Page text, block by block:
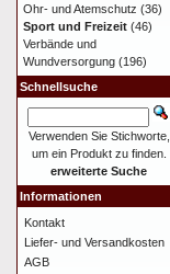
Ohr- und Atemschutz (36)
Sport und Freizeit (46)
Verbände und
Wundversorgung (196)
Schnellsuche
Verwenden Sie Stichworte,
um ein Produkt zu finden.
erweiterte Suche
Informationen
Kontakt
Liefer- und Versandkosten
AGB